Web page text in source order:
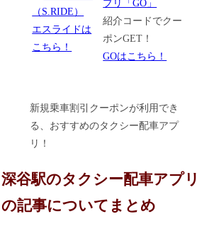
エスライドは
こちら！
紹介コードでクー
ポンGET！
GOはこちら！
新規乗車割引クーポンが利用でき
る、おすすめのタクシー配車アプ
リ！
深谷駅のタクシー配車アプリ
の記事についてまとめ